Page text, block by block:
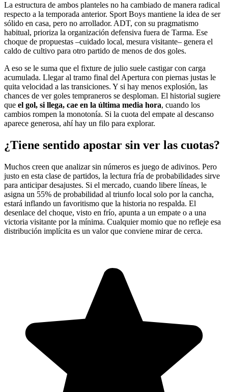
La estructura de ambos planteles no ha cambiado de manera radical
respecto a la temporada anterior. Sport Boys mantiene la idea de ser
sólido en casa, pero no arrollador. ADT, con su pragmatismo
habitual, prioriza la organización defensiva fuera de Tarma. Ese
choque de propuestas –cuidado local, mesura visitante– genera el
caldo de cultivo para otro partido de menos de dos goles.
A eso se le suma que el fixture de julio suele castigar con carga
acumulada. Llegar al tramo final del Apertura con piernas justas le
quita velocidad a las transiciones. Y si hay menos explosión, las
chances de ver goles tempraneros se desploman. El historial sugiere
que el gol, si llega, cae en la última media hora, cuando los
cambios rompen la monotonía. Si la cuota del empate al descanso
aparece generosa, ahí hay un filo para explorar.
¿Tiene sentido apostar sin ver las cuotas?
Muchos creen que analizar sin números es juego de adivinos. Pero
justo en esta clase de partidos, la lectura fría de probabilidades sirve
para anticipar desajustes. Si el mercado, cuando libere líneas, le
asigna un 55% de probabilidad al triunfo local solo por la cancha,
estará inflando un favoritismo que la historia no respalda. El
desenlace del choque, visto en frío, apunta a un empate o a una
victoria visitante por la mínima. Cualquier momio que no refleje esa
distribución implícita es un valor que conviene mirar de cerca.